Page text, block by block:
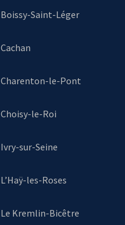
Boissy-Saint-Léger
Cachan
Charenton-le-Pont
Choisy-le-Roi
Ivry-sur-Seine
L’Haÿ-les-Roses
Le Kremlin-Bicêtre